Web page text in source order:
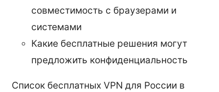
совместимость с браузерами и
системами
Какие бесплатные решения могут
предложить конфиденциальность
Список бесплатных VPN для России в